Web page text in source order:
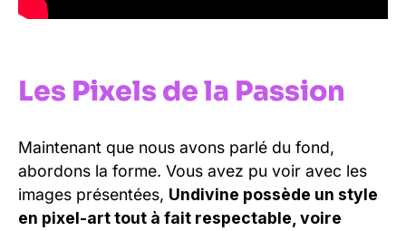
Les Pixels de la Passion
Maintenant que nous avons parlé du fond,
abordons la forme. Vous avez pu voir avec les
images présentées, Undivine possède un style
en pixel-art tout à fait respectable, voire